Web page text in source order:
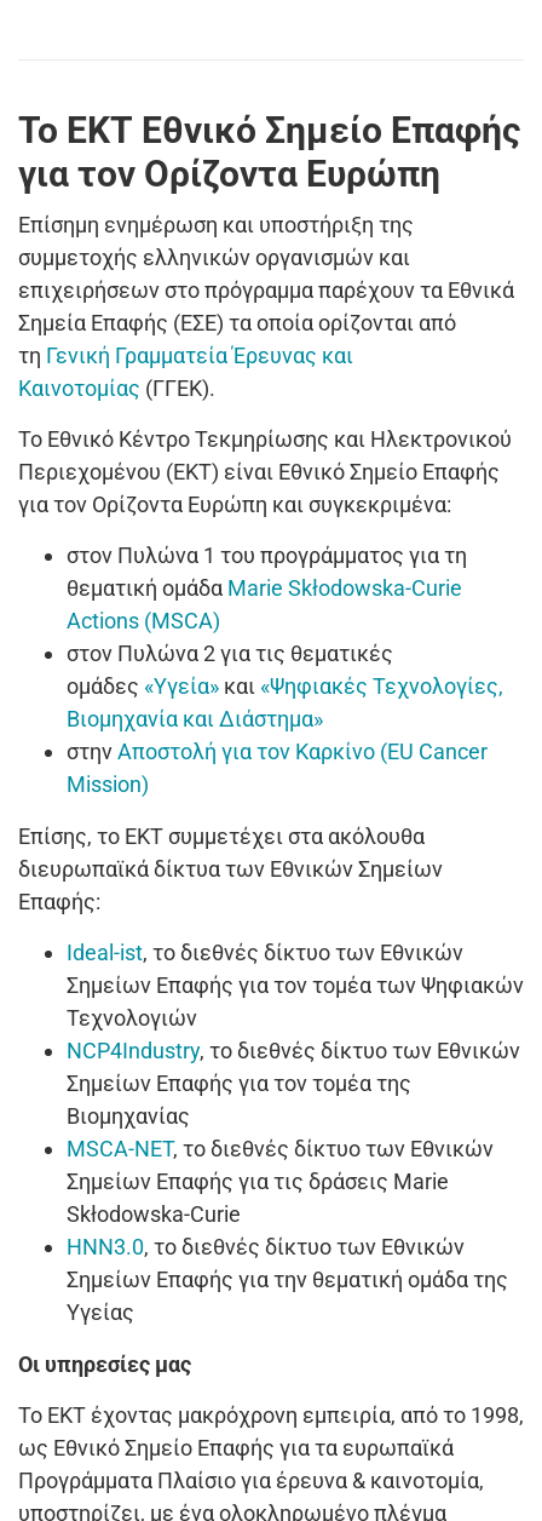
Το ΕΚΤ Εθνικό Σημείο Επαφής
για τον Ορίζοντα Ευρώπη
Επίσημη ενημέρωση και υποστήριξη της
συμμετοχής ελληνικών οργανισμών και
επιχειρήσεων στο πρόγραμμα παρέχουν τα Εθνικά
Σημεία Επαφής (ΕΣΕ) τα οποία ορίζονται από
τη Γενική Γραμματεία Έρευνας και
Καινοτομίας (ΓΓΕΚ).
Το Εθνικό Κέντρο Τεκμηρίωσης και Ηλεκτρονικού
Περιεχομένου (ΕΚΤ) είναι Εθνικό Σημείο Επαφής
για τον Ορίζοντα Ευρώπη και συγκεκριμένα:
στον Πυλώνα 1 του προγράμματος για τη
θεματική ομάδα Marie Skłodowska-Curie
Actions (MSCA)
στον Πυλώνα 2 για τις θεματικές
ομάδες «Υγεία» και «Ψηφιακές Τεχνολογίες,
Βιομηχανία και Διάστημα»
στηνΑποστολή για τον Καρκίνο (EU Cancer
Mission)
Επίσης, το ΕΚΤ συμμετέχει στα ακόλουθα
διευρωπαϊκά δίκτυα των Εθνικών Σημείων
Επαφής:
Ideal-ist, το διεθνές δίκτυο των Εθνικών
Σημείων Επαφής για τον τομέα των Ψηφιακών
Τεχνολογιών
NCP4Industry, το διεθνές δίκτυο των Εθνικών
Σημείων Επαφής για τον τομέα της
Βιομηχανίας
MSCA-NET, το διεθνές δίκτυο των Εθνικών
Σημείων Επαφής για τις δράσεις Marie
Skłodowska-Curie
ΗΝΝ3.0, το διεθνές δίκτυο των Εθνικών
Σημείων Επαφής για την θεματική ομάδα της
Υγείας
Οι υπηρεσίες μας
Το ΕΚΤ έχοντας μακρόχρονη εμπειρία, από το 1998,
ως Εθνικό Σημείο Επαφής για τα ευρωπαϊκά
Προγράμματα Πλαίσιο για έρευνα & καινοτομία,
υποστηρίζει, με ένα ολοκληρωμένο πλέγμα